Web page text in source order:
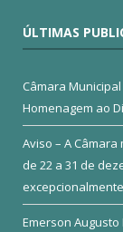
ÚLTIMAS
Câmara
Homenagem ao
Aviso – A
de 22 a 31 de
Emerson